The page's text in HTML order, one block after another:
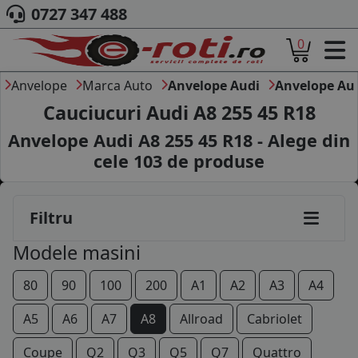
ACASA
DESPRE NOI
ANVELOPE
AUTO
CAMION
MOTO
MARCA AUTO
BLOG
B2B - COLABORARE COMPANII
CONT
0727 347 488
0
Anvelope Marca Auto Anvelope Audi Anvelope
Cauciucuri Audi A8 255 45 R18
Anvelope Audi A8 255 45 R18 - Alege din
cele 103 de produse
Filtru
Modele masini
80 90 100 200 A1 A2 A3
A4
A5
A6 A7 A8 Allroad
Cabriolet
Coupe
Q2 Q3 Q5 Q7
Quattro